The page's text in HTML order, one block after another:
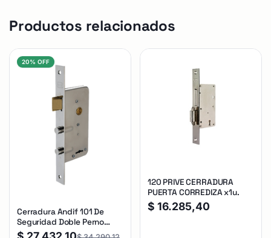
Productos relacionados
20% OFF
Cerradura Andif 101 De
Seguridad Doble Perno
Reforzada Plateado
120 PRIVE CERRADURA
PUERTA CORREDIZA x1u.
$ 16.285,40